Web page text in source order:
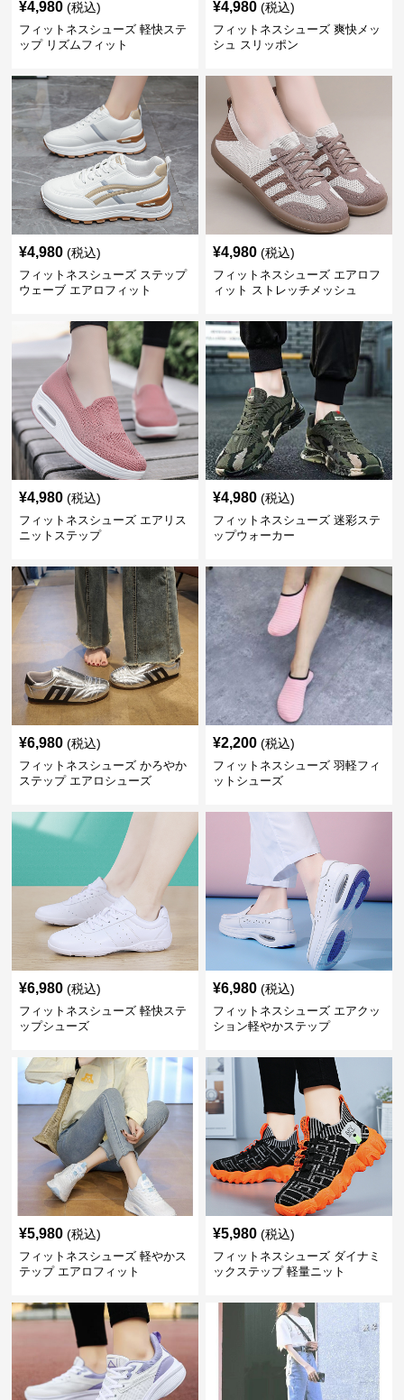
¥4,980 (税込)
フィットネスシューズ 軽快ステ
ップ リズムフィット
¥4,980 (税込)
フィットネスシューズ 爽快メッ
シュ スリッポン
¥4,980 (税込)
フィットネスシューズ ステップ
ウェーブ エアロフィット
¥4,980 (税込)
フィットネスシューズ エアロフ
ィット ストレッチメッシュ
¥4,980 (税込)
フィットネスシューズ エアリス
ニットステップ
¥4,980 (税込)
フィットネスシューズ 迷彩ステ
ップウォーカー
¥6,980 (税込)
フィットネスシューズ かろやか
ステップ エアロシューズ
¥2,200 (税込)
フィットネスシューズ 羽軽フィ
ットシューズ
¥6,980 (税込)
フィットネスシューズ 軽快ステ
ップシューズ
¥6,980 (税込)
フィットネスシューズ エアクッ
ション軽やかステップ
¥5,980 (税込)
フィットネスシューズ 軽やかス
テップ エアロフィット
¥5,980 (税込)
フィットネスシューズ ダイナミ
ックステップ 軽量ニット